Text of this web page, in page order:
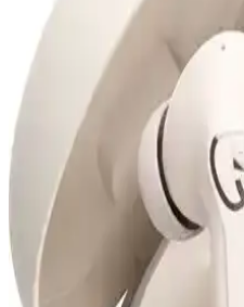
Resolut Bluetooth
Renkli Işık Efektleriyle
Resolut Bluetooth Hoparlör,
efektleriyle öne çıkan, taşınabilir
Kablosuz bağlantı, mikrofon ve
doruğa çıkarır.
Lenovo Lp1s ve Lp40
Karşılaştırması:
Lenovo Lp1s ve Lp40 Pro
kullanıcı yorumları ve
içerir.